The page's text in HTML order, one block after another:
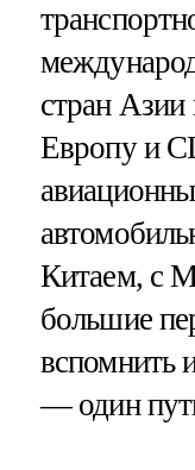
стран
Европу и
Китаем, с
большие
вспомнить
— один